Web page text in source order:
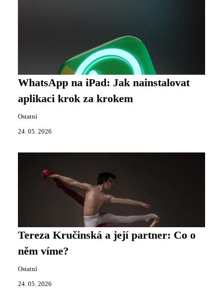
WhatsApp na iPad: Jak nainstalovat
aplikaci krok za krokem
Ostatní
24. 05. 2026
Tereza Kručinská a její partner: Co o
něm víme?
Ostatní
24. 05. 2026